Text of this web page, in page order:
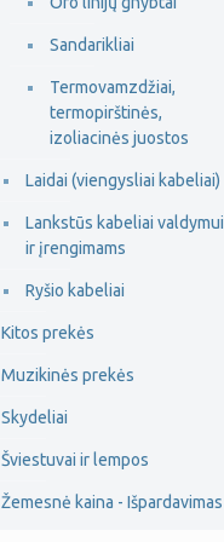
Sandarikliai
Termovamzdžiai,
termopirštinės,
izoliacinės juostos
Laidai (viengysliai kabeliai)
Lankstūs kabeliai valdymui
ir įrengimams
Ryšio kabeliai
Kitos prekės
Muzikinės prekės
Skydeliai
Šviestuvai ir lempos
Žemesnė kaina - Išpardavimas